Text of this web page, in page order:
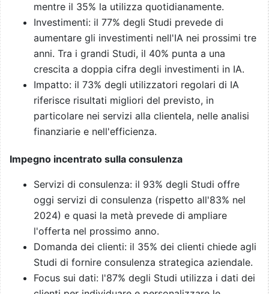
mentre il 35% la utilizza quotidianamente.
Investimenti: il 77% degli Studi prevede di
aumentare gli investimenti nell'IA nei prossimi tre
anni. Tra i grandi Studi, il 40% punta a una
crescita a doppia cifra degli investimenti in IA.
Impatto: il 73% degli utilizzatori regolari di IA
riferisce risultati migliori del previsto, in
particolare nei servizi alla clientela, nelle analisi
finanziarie e nell'efficienza.
Impegno incentrato sulla consulenza
Servizi di consulenza: il 93% degli Studi offre
oggi servizi di consulenza (rispetto all'83% nel
2024) e quasi la metà prevede di ampliare
l'offerta nel prossimo anno.
Domanda dei clienti: il 35% dei clienti chiede agli
Studi di fornire consulenza strategica aziendale.
Focus sui dati: l'87% degli Studi utilizza i dati dei